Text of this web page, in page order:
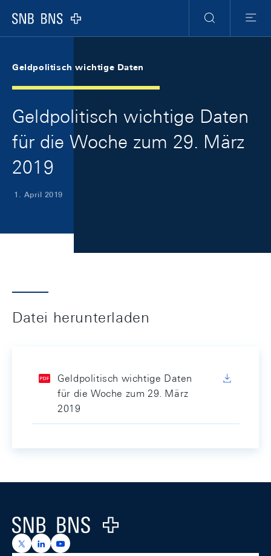
Logo
Suche
Menu
Geldpolitisch wichtige Daten
Geldpolitisch wichtige Daten
für die Woche zum 29. März
2019
1. April 2019
Datei herunterladen
Geldpolitisch wichtige Daten
für die Woche zum 29. März
2019
Logo
https://x.com/snb_bns
https://ch.linkedin.com/company/swiss-national-
https://www.youtube.com/@swissnationalbank